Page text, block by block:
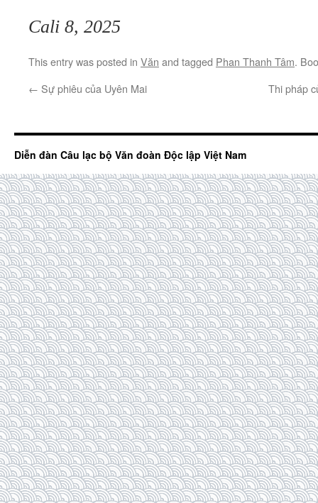
Cali 8, 2025
This entry was posted in Văn and tagged Phan Thanh Tâm.
← Sự phiêu của Uyên Mai Thi pháp
Diễn đàn Câu lạc bộ Văn đoàn Độc lập Việt Nam